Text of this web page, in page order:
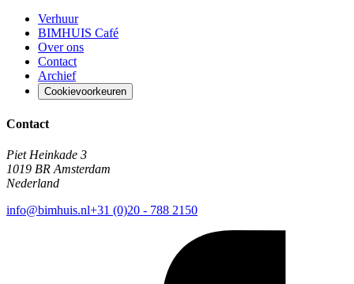
Verhuur
BIMHUIS Café
Over ons
Contact
Archief
Cookievoorkeuren
Contact
Piet Heinkade 3
1019 BR Amsterdam
Nederland
info@bimhuis.nl+31 (0)20 - 788 2150